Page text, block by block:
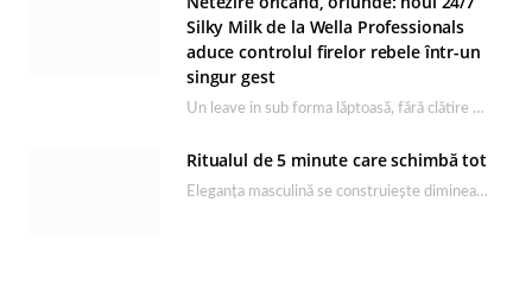
Silky Milk de la Wella Professionals
aduce controlul firelor rebele într-un
singur gest
Un leave in sub forma lăptoasă, fără clătire care completează rutina Ultimate Smooth și transformă…
Ritualul de 5 minute care schimbă tot
Eleganța masculină se construiește dimineața, în câteva minute și cu produsele potrivite. O rutină de…